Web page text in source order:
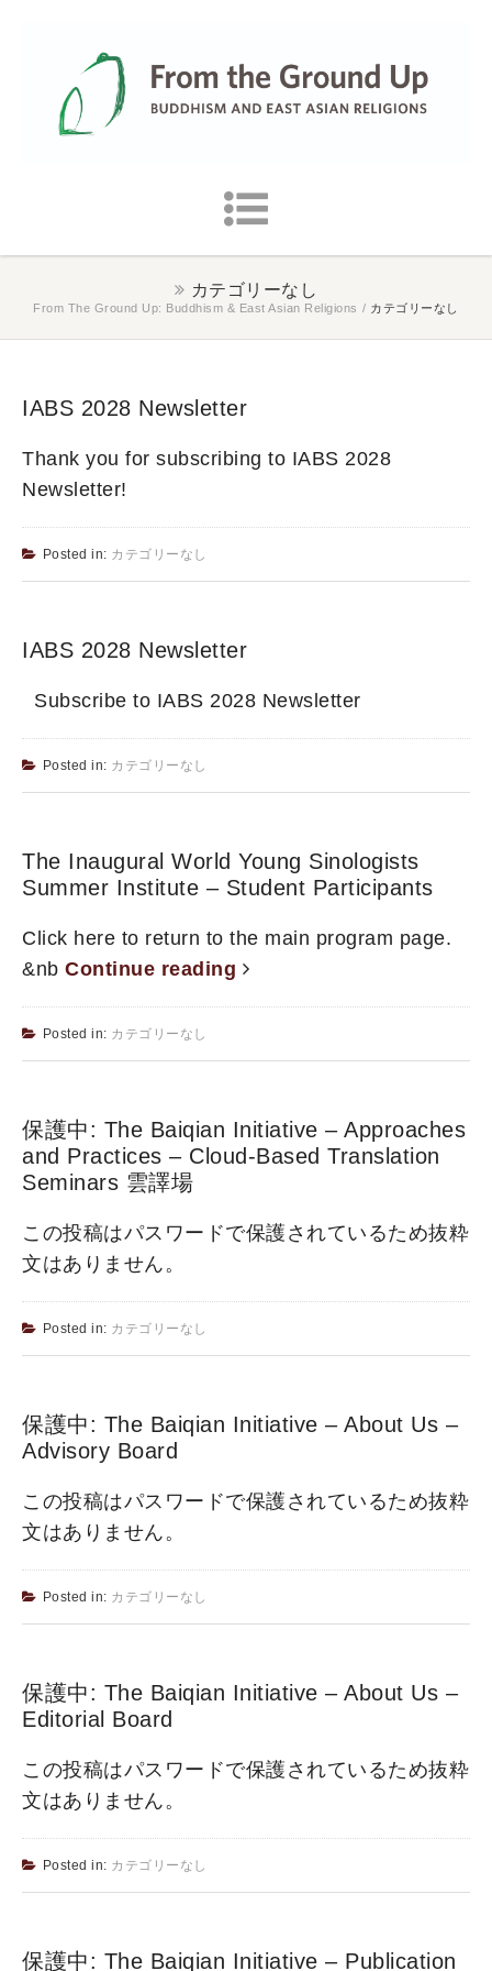
カテゴリーなし
From The Ground Up: Buddhism & East Asian Religions / カテゴリーなし
IABS 2028 Newsletter
Thank you for subscribing to IABS 2028
Newsletter!
Posted in: カテゴリーなし
IABS 2028 Newsletter
Subscribe to IABS 2028 Newsletter
Posted in: カテゴリーなし
The Inaugural World Young Sinologists
Summer Institute – Student Participants
Click here to return to the main program page.
&nb Continue reading
Posted in: カテゴリーなし
保護中: The Baiqian Initiative – Approaches
and Practices – Cloud-Based Translation
Seminars 雲譯場
この投稿はパスワードで保護されているため抜粋
文はありません。
Posted in: カテゴリーなし
保護中: The Baiqian Initiative – About Us –
Advisory Board
この投稿はパスワードで保護されているため抜粋
文はありません。
Posted in: カテゴリーなし
保護中: The Baiqian Initiative – About Us –
Editorial Board
この投稿はパスワードで保護されているため抜粋
文はありません。
Posted in: カテゴリーなし
保護中: The Baiqian Initiative – Publication